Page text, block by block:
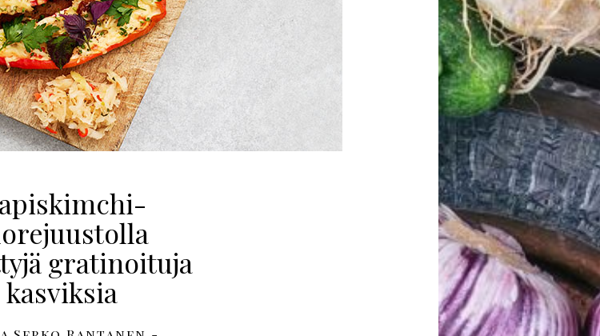
gratinoituja
kasviksia